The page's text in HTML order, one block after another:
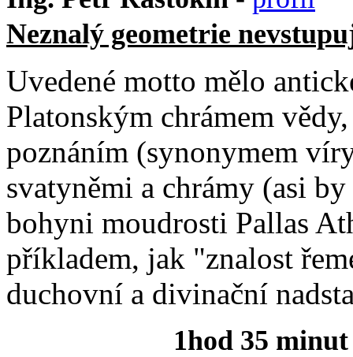
Neznalý geometrie
Uvedené motto mělo
Platonským chrámem
poznáním (synonymem
svatyněmi a chrámy (asi
bohyni moudrosti Pallas
příkladem, jak "znalost
duchovní a divinační
1hod 35